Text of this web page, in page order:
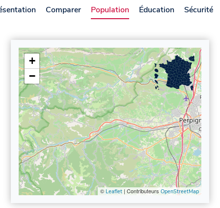
Comparer Population Éducation Sécurité
+
−
© Leaflet| Contributeurs OpenStreetMap